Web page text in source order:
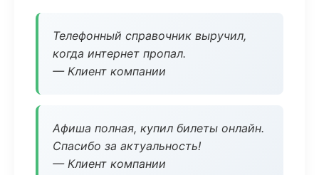
Телефонный справочник выручил,
когда интернет пропал.
— Клиент компании
Афиша полная, купил билеты онлайн.
Спасибо за актуальность!
— Клиент компании